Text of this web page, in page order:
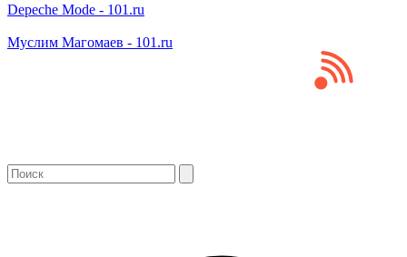
Depeche Mode - 101.ru
Муслим Магомаев - 101.ru